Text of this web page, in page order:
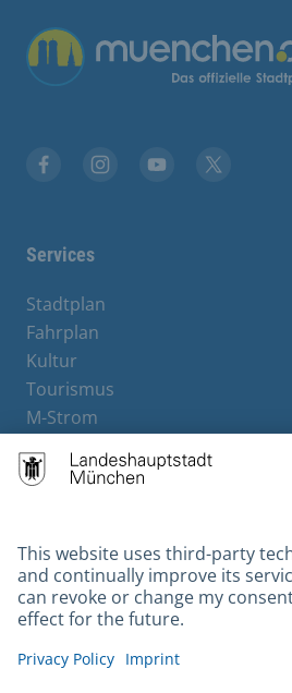
Übergreifende Links
Services
Stadtplan
Fahrplan
Kultur
Tourismus
M-Strom
Hotels
Contact
Barrierefreiheit
Leichte Sprache
Gebärdensprache